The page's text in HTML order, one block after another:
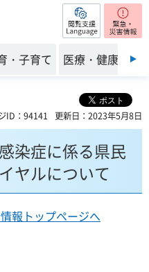
閲覧支援
・子育て 医療・健康・福
ID：94141 更新日：2023年5月8日
染症に係る県民
ヤルについて
報トップページへ